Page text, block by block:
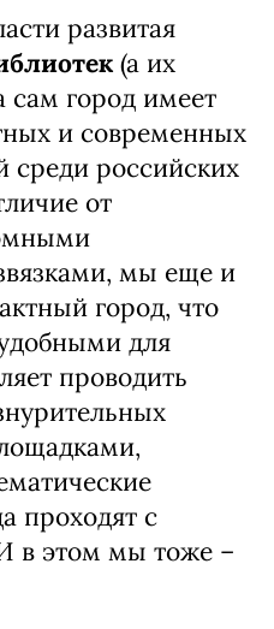
развитая
(а их
сам город имеет
и современных
среди российских
от
мы еще и
город, что
для
проводить
проходят с
в этом мы тоже –